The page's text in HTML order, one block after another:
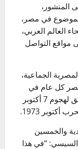
المنشور،
بالموضوع في مصر،
العالم العربي،
التواصل
الجماعية،
مصر كل عام في
شهر أكتوبر “يوم النصر”، وفي اليوم السابق لهجوم 7 أكتوبر
والخمسين
“في هذا